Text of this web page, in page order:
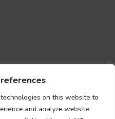
on this website to
and analyze website